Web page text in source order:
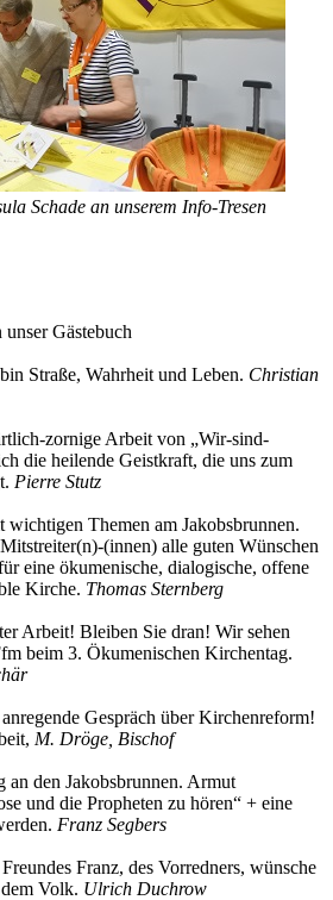
Schade an unserem Info-Tresen
Gästebuch
Straße, Wahrheit und Leben. Christian
zornige Arbeit von „Wir-sind-
die heilende Geistkraft, die uns zum
Pierre Stutz
wichtigen Themen am Jakobsbrunnen.
(innen) alle guten Wünschen
eine ökumenische, dialogische, offene
Kirche. Thomas Sternberg
Arbeit! Bleiben Sie dran! Wir sehen
beim 3. Ökumenischen Kirchentag.
Gespräch über Kirchenreform!
M. Dröge, Bischof
den Jakobsbrunnen. Armut
und die Propheten zu hören“ + eine
Franz Segbers
Franz, des Vorredners, wünsche
Volk. Ulrich Duchrow